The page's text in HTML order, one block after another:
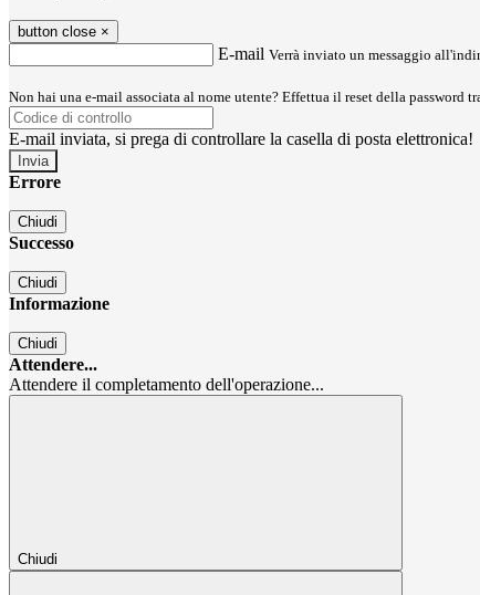
button close ×
E-mail Verrà inviato un messaggio
Non hai una e-mail associata al nome utente? Effettua il reset della password
E-mail inviata, si prega di controllare la casella di posta elettronica!
Errore
Chiudi
Successo
Chiudi
Informazione
Chiudi
Attendere...
Attendere il completamento dell'operazione...
Chiudi